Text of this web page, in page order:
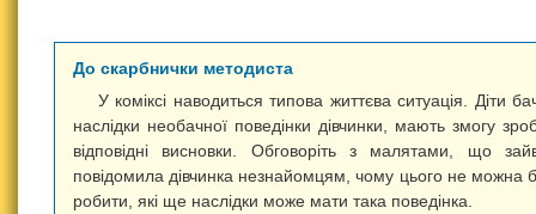
До скарбнички методиста
У коміксі наводиться типова життєва ситуація. Діти
наслідки необачної поведінки дівчинки, мають змогу
відповідні висновки. Обговоріть з малятами, що
повідомила дівчинка незнайомцям, чому цього не можна
робити, які ще наслідки може мати така поведінка.